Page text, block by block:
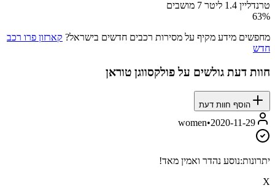
טרנדליין 1.4 ליטר 7 מושבים
63%
מחפשים מידע מקיף על מסירות רכבים חדשים בישראל? קארזון פרו רכב
חדש
חוות דעת גולשים על פולקסווגן טוראן
הוסף חוות דעת
women•2020-11-29
יתרונות:נוסע נהדר ואמין מאד!
X